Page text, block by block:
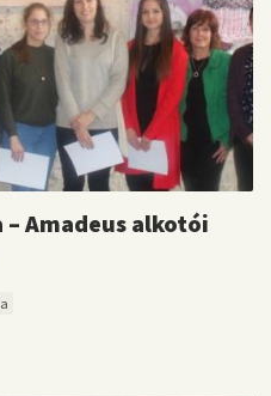
– Amadeus alkotói